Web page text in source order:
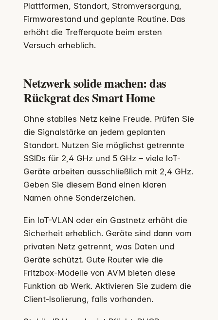
Plattformen, Standort, Stromversorgung,
Firmwarestand und geplante Routine. Das
erhöht die Trefferquote beim ersten
Versuch erheblich.
Netzwerk solide machen: das
Rückgrat des Smart Home
Ohne stabiles Netz keine Freude. Prüfen Sie
die Signalstärke an jedem geplanten
Standort. Nutzen Sie möglichst getrennte
SSIDs für 2,4 GHz und 5 GHz – viele IoT-
Geräte arbeiten ausschließlich mit 2,4 GHz.
Geben Sie diesem Band einen klaren
Namen ohne Sonderzeichen.
Ein IoT-VLAN oder ein Gastnetz erhöht die
Sicherheit erheblich. Geräte sind dann vom
privaten Netz getrennt, was Daten und
Geräte schützt. Gute Router wie die
Fritzbox-Modelle von AVM bieten diese
Funktion ab Werk. Aktivieren Sie zudem die
Client-Isolierung, falls vorhanden.